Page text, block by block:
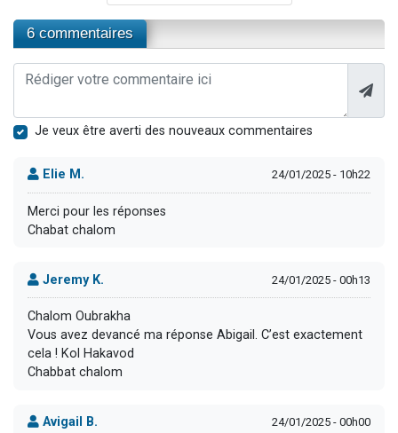
6 commentaires
Je veux être averti des nouveaux commentaires
Elie M. 24/01/2025 - 10h22
Merci pour les réponses
Chabat chalom
Jeremy K. 24/01/2025 - 00h13
Chalom Oubrakha
Vous avez devancé ma réponse Abigail. C’est exactement
cela ! Kol Hakavod
Chabbat chalom
Avigail B. 24/01/2025 - 00h00